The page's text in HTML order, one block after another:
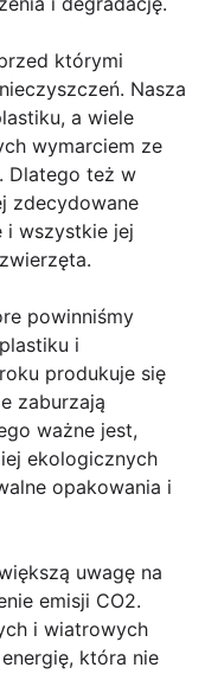
którymi
Nasza
a wiele
wymarciem ze
Dlatego też w
zdecydowane
i wszystkie jej
powinniśmy
i
produkuje się
zaburzają
ważne jest,
ekologicznych
opakowania i
uwagę na
emisji CO2.
i wiatrowych
która nie